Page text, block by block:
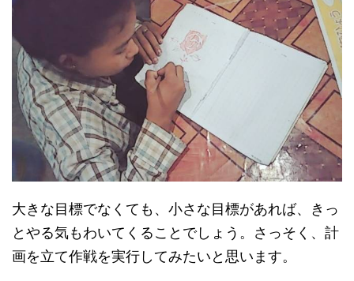
大きな目標でなくても、小さな目標があれば、きっ
とやる気もわいてくることでしょう。さっそく、計
画を立て作戦を実行してみたいと思います。